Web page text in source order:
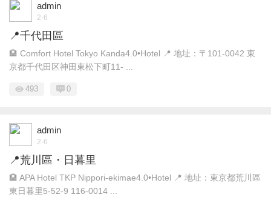
admin
2-6
📍千代田區
🏨 Comfort Hotel Tokyo Kanda4.0•Hotel 📍 地址：〒101-0042 東
京都千代田区神田東松下町11- ...
493 0
admin
2-6
📍荒川區・日暮里
🏨 APA Hotel TKP Nippori‑ekimae4.0•Hotel 📍 地址：東京都荒川區
東日暮里5-52-9 116-0014 ...